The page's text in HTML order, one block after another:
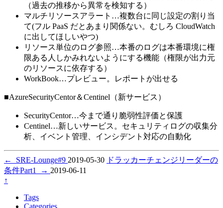
（過去の推移から異常を検知する）
マルチリソースアラート…複数台に同じ設定の割り当
て(フル PaaS だとあまり関係ない。むしろ CloudWatch
に出してほしいやつ)
リソース単位のログ参照…本番のログは本番環境に権
限ある人しかみれないようにする機能（権限が出力元
のリソースに依存する）
WorkBook…プレビュー。レポートが出せる
■AzureSecurityCentor＆Centinel（新サービス）
SecurityCentor…今まで通り脆弱性評価と保護
Centinel…新しいサービス。セキュリティログの収集分
析、イベント管理、インシデント対応の自動化
← SRE-Lounge#9 2019-05-30
ドラッカーチェンジリーダーの
条件Part1
→ 2019-06-11
↑
Tags